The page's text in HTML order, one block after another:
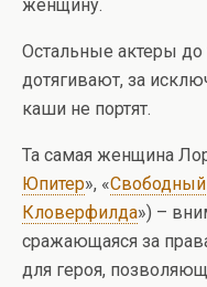
женщину.
Остальные актеры до
дотягивают, за
каши не портят.
Та самая женщина
Юпитер», «
Кловерфилда») –
сражающаяся за
для героя,